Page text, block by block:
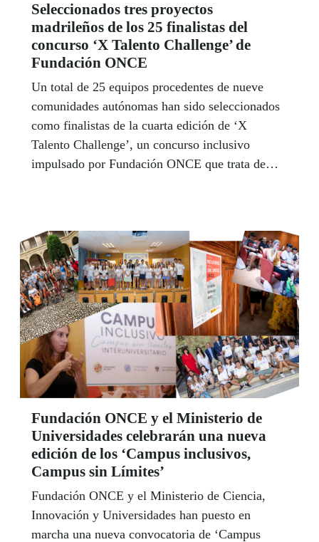
Seleccionados tres proyectos
madrileños de los 25 finalistas del
concurso ‘X Talento Challenge’ de
Fundación ONCE
Un total de 25 equipos procedentes de nueve
comunidades autónomas han sido seleccionados
como finalistas de la cuarta edición de ‘X
Talento Challenge’, un concurso inclusivo
impulsado por Fundación ONCE que trata de
Fundación ONCE y el Ministerio de
Universidades celebrarán una nueva
edición de los ‘Campus inclusivos,
Campus sin Límites’
Fundación ONCE y el Ministerio de Ciencia,
Innovación y Universidades han puesto en
marcha una nueva convocatoria de ‘Campus